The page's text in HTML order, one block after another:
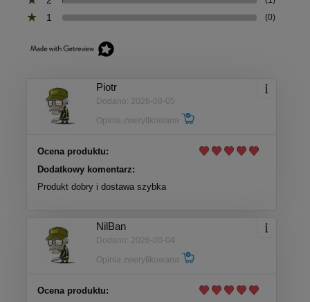
1 (0)
Piotr
Dodano: 2026-08-05
Opinia zweryfikowana
Ocena produktu:
Dodatkowy komentarz:
Produkt dobry i dostawa szybka
NilBan
Dodano: 2026-08-04
Opinia zweryfikowana
Ocena produktu: